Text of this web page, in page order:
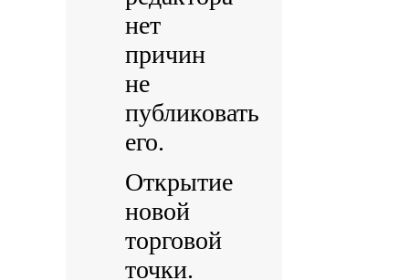
нет
причин
не
публиковать
его.
Открытие
новой
торговой
точки.